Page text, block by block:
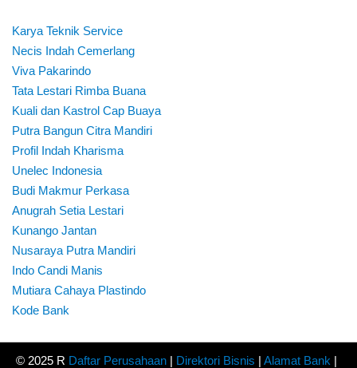
Karya Teknik Service
Necis Indah Cemerlang
Viva Pakarindo
Tata Lestari Rimba Buana
Kuali dan Kastrol Cap Buaya
Putra Bangun Citra Mandiri
Profil Indah Kharisma
Unelec Indonesia
Budi Makmur Perkasa
Anugrah Setia Lestari
Kunango Jantan
Nusaraya Putra Mandiri
Indo Candi Manis
Mutiara Cahaya Plastindo
Kode Bank
© 2025 R Daftar Perusahaan | Direktori Bisnis | Alamat Bank |